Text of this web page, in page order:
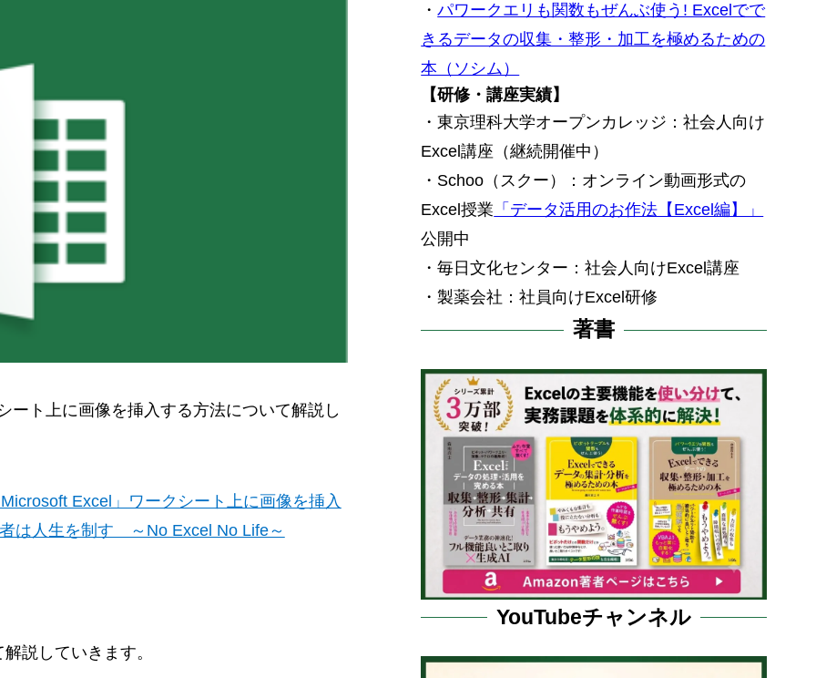
ート上に画像を挿入する方法について解説し
Excel」ワークシート上に画像を挿入
は人生を制す ～No Excel No Life～
説していきます。
・パワークエリも関数もぜんぶ使う! Excelでで
きるデータの収集・整形・加工を極めるための
本（ソシム）
【研修・講座実績】
・東京理科大学オープンカレッジ：社会人向け
Excel講座（継続開催中）
・Schoo（スクー）：オンライン動画形式の
Excel授業 「データ活用のお作法【Excel編】」
公開中
・毎日文化センター：社会人向けExcel講座
・製薬会社：社員向けExcel研修
著書
YouTubeチャンネル